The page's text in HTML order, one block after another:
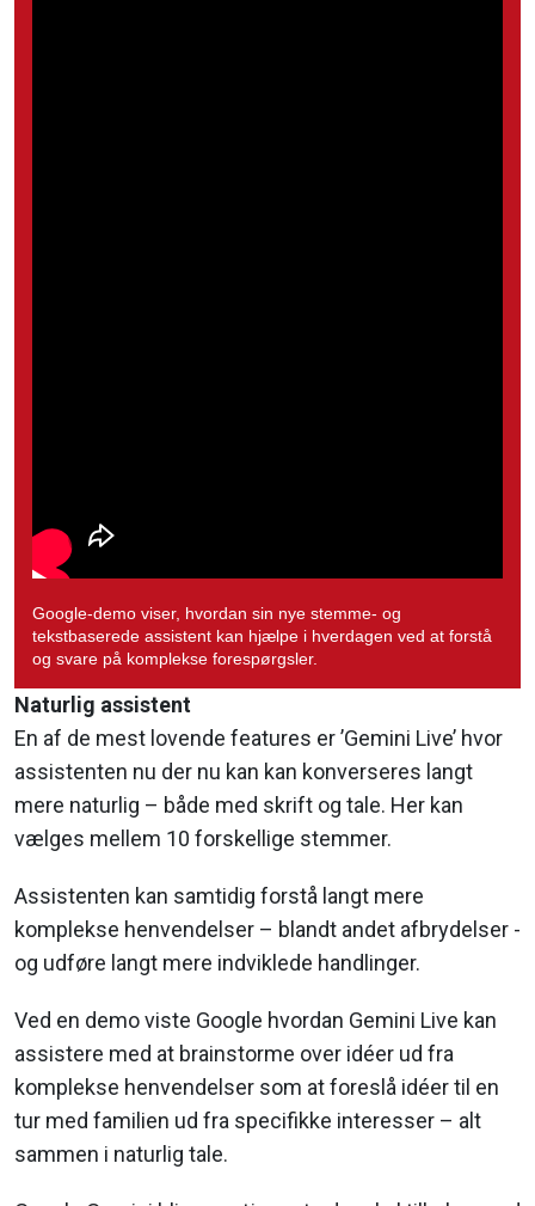
Google-demo viser, hvordan sin nye stemme- og
tekstbaserede assistent kan hjælpe i hverdagen ved at forstå
og svare på komplekse forespørgsler.
Naturlig assistent
En af de mest lovende features er ’Gemini Live’ hvor
assistenten nu der nu kan kan konverseres langt
mere naturlig – både med skrift og tale. Her kan
vælges mellem 10 forskellige stemmer.
Assistenten kan samtidig forstå langt mere
komplekse henvendelser – blandt andet afbrydelser -
og udføre langt mere indviklede handlinger.
Ved en demo viste Google hvordan Gemini Live kan
assistere med at brainstorme over idéer ud fra
komplekse henvendelser som at foreslå idéer til en
tur med familien ud fra specifikke interesser – alt
sammen i naturlig tale.